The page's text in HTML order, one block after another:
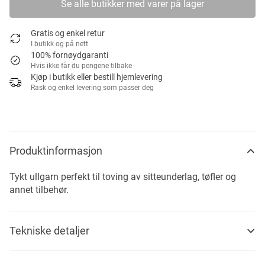
Se alle butikker med varer på lager
Gratis og enkel retur
I butikk og på nett
100% fornøydgaranti
Hvis ikke får du pengene tilbake
Kjøp i butikk eller bestill hjemlevering
Rask og enkel levering som passer deg
Produktinformasjon
Tykt ullgarn perfekt til toving av sitteunderlag, tøfler og
annet tilbehør.
Tekniske detaljer